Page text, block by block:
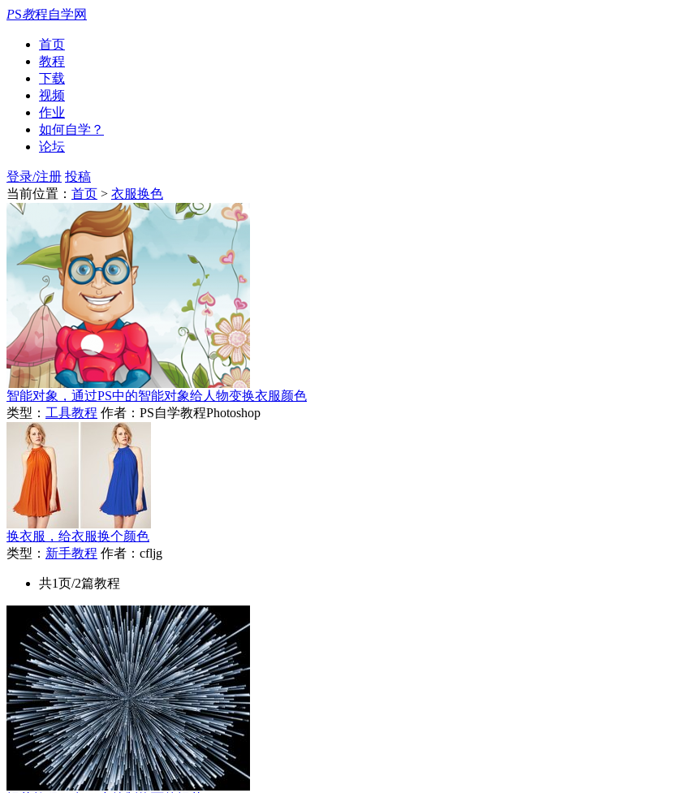
PS教程自学网
首页
教程
下载
视频
作业
如何自学？
论坛
登录/注册 投稿
当前位置： 首页 > 衣服换色
智能对象，通过PS中的智能对象给人物变换衣服颜色
类型： 工具教程 作者：PS自学教程Photoshop
换衣服，给衣服换个颜色
类型： 新手教程 作者：cfljg
共1页/2篇教程